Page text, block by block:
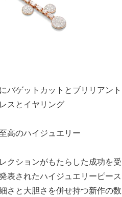
バゲットカットとブリリアン
スとイヤリング
高のハイジュエリー
クションがもたらした成功を
表されたハイジュエリーピー
さと大胆さを併せ持つ新作の